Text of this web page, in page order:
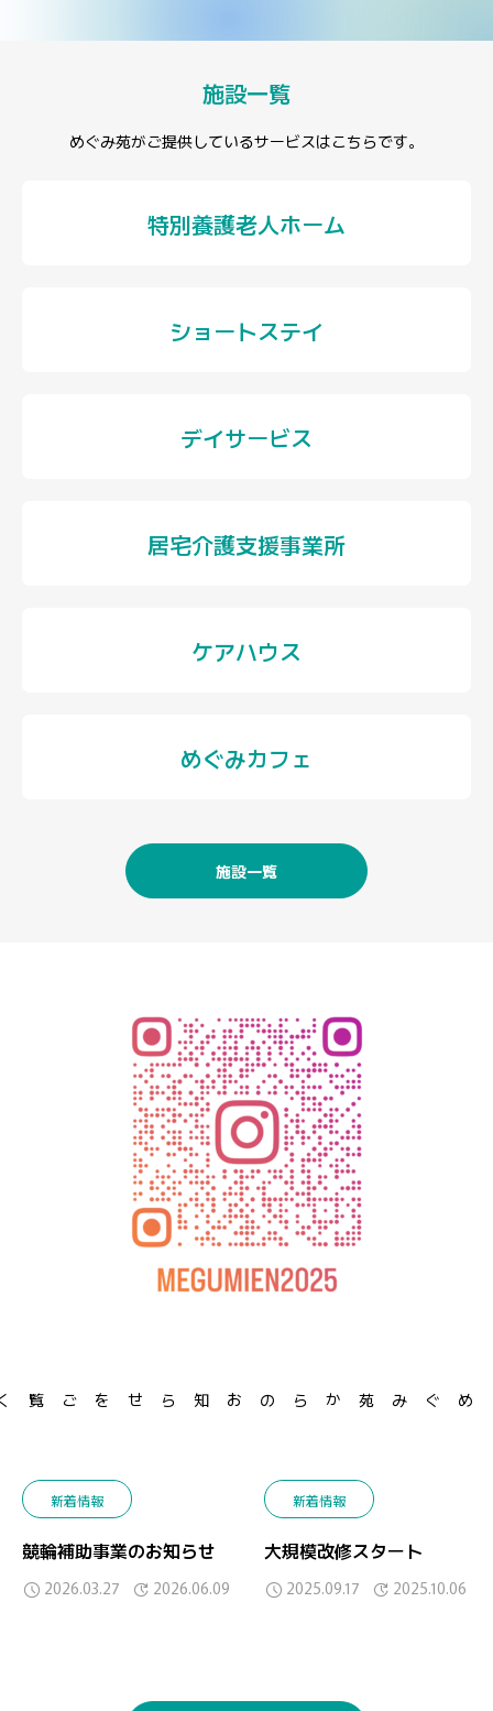
施設一覧
めぐみ苑がご提供しているサービスはこちらです。
特別養護老人ホーム
ショートステイ
デイサービス
居宅介護支援事業所
ケアハウス
めぐみカフェ
施設一覧
新着情報
競輪補助事業のお知らせ
2026.03.27 2026.06.09
新着情報
大規模改修スタート
2025.09.17 2025.10.06